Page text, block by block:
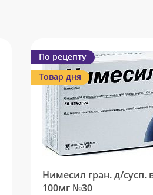
По рецепту
Товар дня
Нимесил гран. д/сусп.
100мг №30